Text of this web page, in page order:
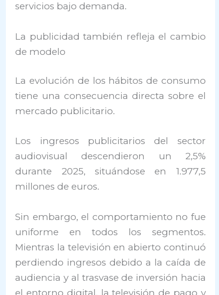
servicios bajo demanda.
La publicidad también refleja el cambio
de modelo
La evolución de los hábitos de consumo
tiene una consecuencia directa sobre el
mercado publicitario.
Los ingresos publicitarios del sector
audiovisual descendieron un 2,5%
durante 2025, situándose en 1.977,5
millones de euros.
Sin embargo, el comportamiento no fue
uniforme en todos los segmentos.
Mientras la televisión en abierto continuó
perdiendo ingresos debido a la caída de
audiencia y al trasvase de inversión hacia
el entorno digital, la televisión de pago y